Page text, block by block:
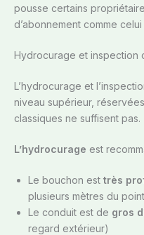
pousse certains
d’abonnement comme
Hydrocurage et inspection
L’hydrocurage et
niveau supérieur,
classiques ne suffisent pas.
L’hydrocurage est
Le bouchon est très
plusieurs mètres du
Le conduit est de gros
regard extérieur)